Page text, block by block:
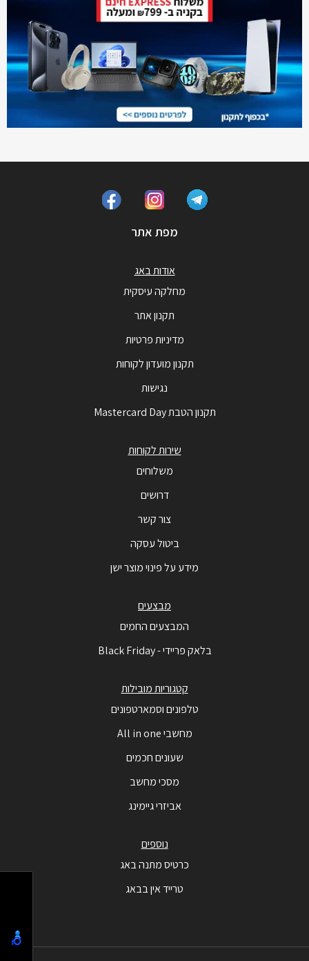
מפת אתר
אודות באג
מחלקה עיסקית
תקנון אתר
מדיניות פרטיות
תקנון מועדון לקוחות
נגישות
תקנון הטבת Mastercard Day
שירות לקוחות
משלוחים
דרושים
צור קשר
ביטול עסקה
מידע על פינוי מוצר ישן
מבצעים
המבצעים החמים
בלאק פריידי - Black Friday
קטגוריות מובילות
טלפונים וסמארטפונים
מחשבי All in one
שעונים חכמים
מסכי מחשב
אביזרי גיימינג
נוספים
כרטיס מתנה באג
טרייד אין בבאג